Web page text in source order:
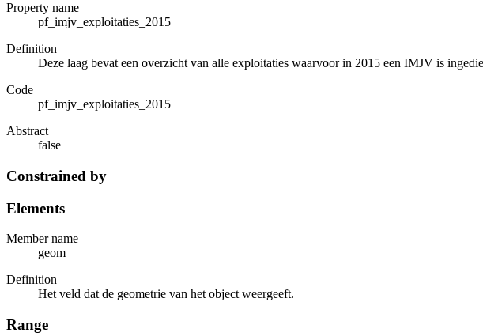
Property name
pf_imjv_exploitaties_2015
Definition
Deze laag bevat een overzicht van alle exploitaties waarvoor in 2015 een IMJV is
Code
pf_imjv_exploitaties_2015
Abstract
false
Constrained by
Elements
Member name
geom
Definition
Het veld dat de geometrie van het object weergeeft.
Range